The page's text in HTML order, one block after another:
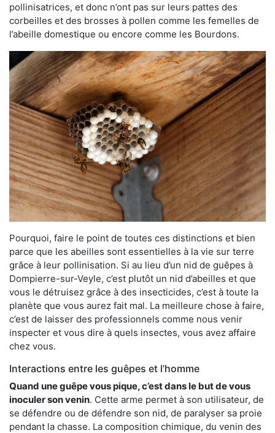
pollinisatrices, et donc n’ont pas sur leurs pattes des
corbeilles et des brosses à pollen comme les femelles de
l’abeille domestique ou encore comme les Bourdons.
Pourquoi, faire le point de toutes ces distinctions et bien
parce que les abeilles sont essentielles à la vie sur terre
grâce à leur pollinisation. Si au lieu d’un nid de guêpes à
Dompierre-sur-Veyle, c’est plutôt un nid d’abeilles et que
vous le détruisez grâce à des insecticides, c’est à toute la
planète que vous aurez fait mal. La meilleure chose à faire,
c’est de laisser des professionnels comme nous venir
inspecter et vous dire à quels insectes, vous avez affaire
chez vous.
Interactions entre les guêpes et l’homme
Quand une guêpe vous pique, c’est dans le but de vous
inoculer son venin. Cette arme permet à son utilisateur, de
se défendre ou de défendre son nid, de paralyser sa proie
pendant la chasse. La composition chimique, du venin des